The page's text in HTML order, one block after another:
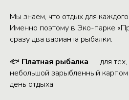
Мы знаем, что отдых для
Именно поэтому в Эко-парке
сразу два варианта рыбалки.
🐟 Платная рыбалка — для тех,
небольшой зарыбленный
день отдыха.